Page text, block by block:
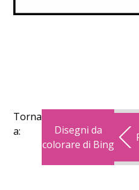
Torna
a:
Disegni da
colorare di Bing